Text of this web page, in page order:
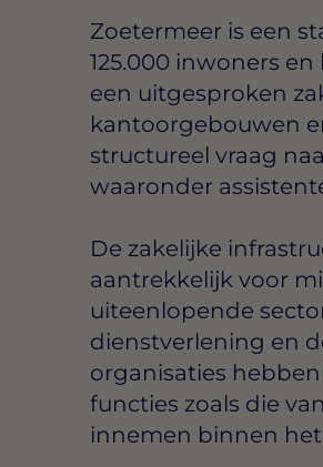
Zoetermeer is een
125.000 inwoners
een uitgesproken
kantoorgebouwen
structureel vraag
waaronder
De zakelijke
aantrekkelijk voor
uiteenlopende
dienstverlening en
organisaties
functies zoals die
innemen binnen